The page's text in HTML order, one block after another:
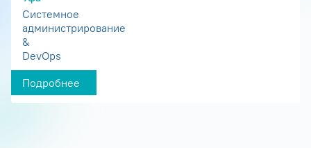
Системное
администрирование
&
DevOps
Подробнее